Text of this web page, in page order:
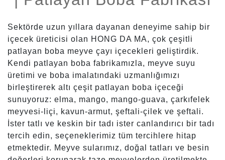
Sektörde uzun yıllara dayanan deneyime sahip bir
içecek üreticisi olan HONG DA MA, çok çeşitli
patlayan boba meyve çayı içecekleri geliştirdik.
Kendi patlayan boba fabrikamızla, meyve suyu
üretimi ve boba imalatındaki uzmanlığımızı
birleştirerek altı çeşit patlayan boba içeceği
sunuyoruz: elma, mango, mango-guava, çarkıfelek
meyvesi-liçi, kavun-armut, şeftali-çilek ve şeftali.
İster tatlı ve keskin bir tadı ister canlandırıcı bir tadı
tercih edin, seçeneklerimiz tüm tercihlere hitap
etmektedir. Meyve sularımız, doğal tatları ve besin